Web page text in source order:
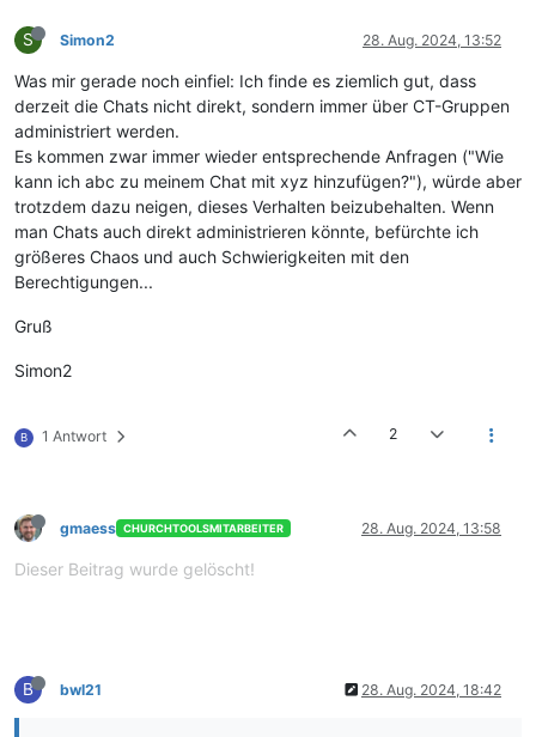
S Simon2 28. Aug. 2024, 13:52
Was mir gerade noch einfiel: Ich finde es ziemlich gut, dass
derzeit die Chats nicht direkt, sondern immer über CT-Gruppen
administriert werden.
Es kommen zwar immer wieder entsprechende Anfragen ("Wie
kann ich abc zu meinem Chat mit xyz hinzufügen?"), würde aber
trotzdem dazu neigen, dieses Verhalten beizubehalten. Wenn
man Chats auch direkt administrieren könnte, befürchte ich
größeres Chaos und auch Schwierigkeiten mit den
Berechtigungen...
Gruß
Simon2
B 1 Antwort 2
gmaess CHURCHTOOLSMITARBEITER 28. Aug. 2024, 13:58
Dieser Beitrag wurde gelöscht!
B bwl21 28. Aug. 2024, 18:42